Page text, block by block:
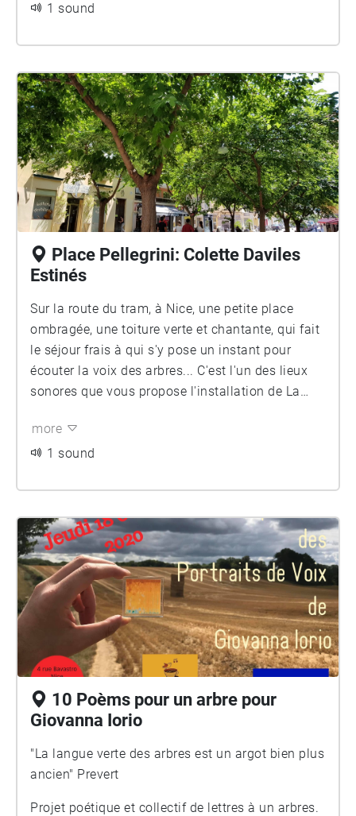
1 sound
Place Pellegrini: Colette Daviles
Estinés
Sur la route du tram, à Nice, une petite place
ombragée, une toiture verte et chantante, qui fait
le séjour frais à qui s'y pose un instant pour
écouter la voix des arbres... C'est l'un des lieux
sonores que vous propose l'installation de La
more
1 sound
10 Poèms pour un arbre pour
Giovanna Iorio
"La langue verte des arbres est un argot bien plus
ancien" Prevert
Projet poétique et collectif de lettres à un arbres.